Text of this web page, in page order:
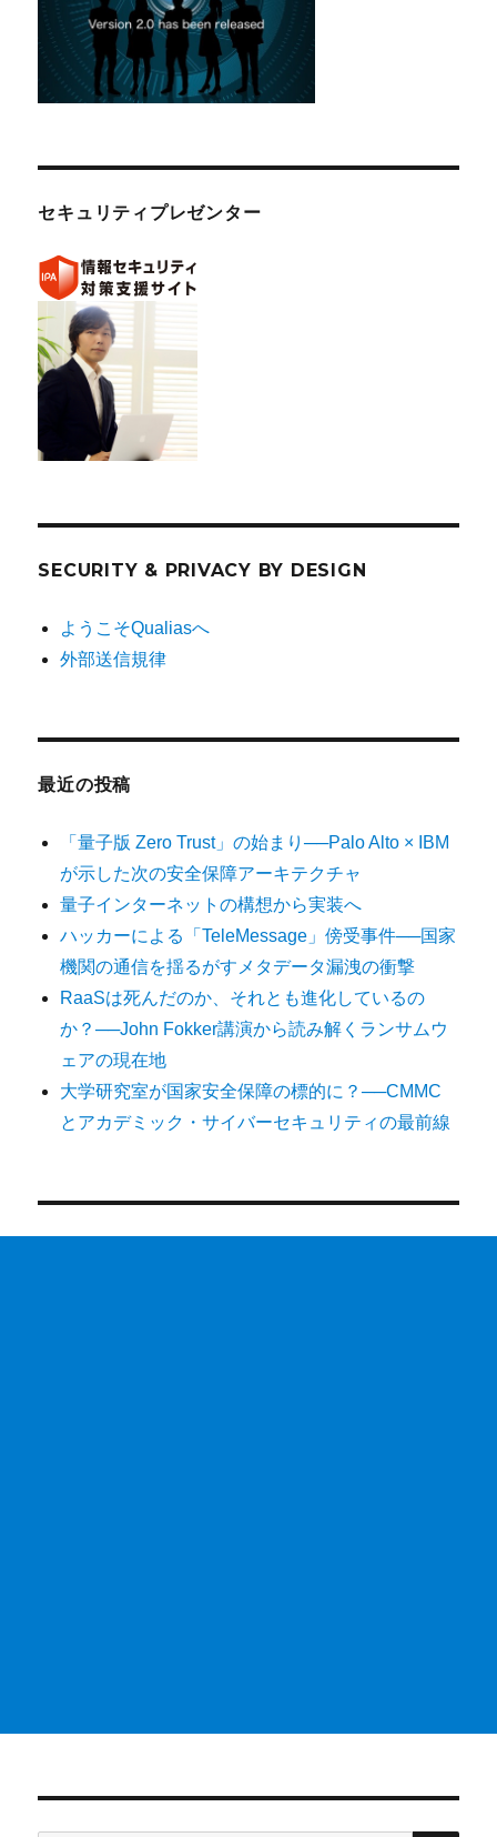
セキュリティプレゼンター
SECURITY & PRIVACY BY DESIGN
ようこそQualiasへ
外部送信規律
最近の投稿
「量子版 Zero Trust」の始まり──Palo Alto × IBM
が示した次の安全保障アーキテクチャ
量子インターネットの構想から実装へ
ハッカーによる「TeleMessage」傍受事件──国家
機関の通信を揺るがすメタデータ漏洩の衝撃
RaaSは死んだのか、それとも進化しているの
か？──John Fokker講演から読み解くランサムウ
ェアの現在地
大学研究室が国家安全保障の標的に？──CMMC
とアカデミック・サイバーセキュリティの最前線